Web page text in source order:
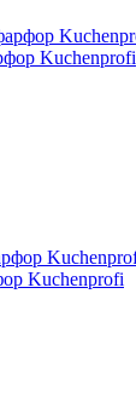
Kuchenprofi
Kuchenprofi